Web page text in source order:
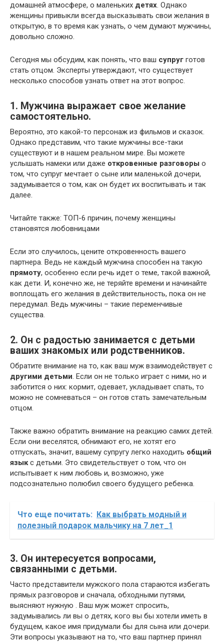
домашней атмосфере, о маленьких детях. Однако
женщины привыкли всегда высказывать свои желания в
открытую, в то время как узнать, о чем думают мужчины,
довольно сложно.
Сегодня мы обсудим, как понять, что ваш супруг готов
стать отцом. Эксперты утверждают, что существует
несколько способов узнать ответ на этот вопрос.
1. Мужчина выражает свое желание
самостоятельно.
Вероятно, это какой-то персонаж из фильмов и сказок.
Однако представим, что такие мужчины все-таки
существуют и в нашем реальном мире. Вы можете
услышать намеки или даже откровенные разговоры о
том, что супруг мечтает о сыне или маленькой дочери,
задумывается о том, как он будет их воспитывать и так
далее.
Читайте также: ТОП-6 причин, почему женщины
становятся любовницами
Если это случилось, цените откровенность вашего
партнера. Ведь не каждый мужчина способен на такую
прямоту, особенно если речь идет о теме, такой важной,
как дети. И, конечно же, не теряйте времени и начинайте
воплощать его желания в действительность, пока он не
передумал. Ведь мужчины – такие переменчивые
существа.
2. Он с радостью занимается с детьми
ваших знакомых или родственников.
Обратите внимание на то, как ваш муж взаимодействует с
другими детьми. Если он не только играет с ними, но и
заботится о них: кормит, одевает, укладывает спать, то
можно не сомневаться – он готов стать замечательным
отцом.
Также важно обратить внимание на реакцию самих детей.
Если они веселятся, обнимают его, не хотят его
отпускать, значит, вашему супругу легко находить общий
языкс детьми. Это свидетельствует о том, что он
испытывает к ним любовь и, возможно, уже
подсознательно полюбил своего будущего ребенка.
Что еще почитать: Как выбрать модный и
полезный подарок мальчику на 7 лет_1
3. Он интересуется вопросами,
связанными с детьми.
Часто представители мужского пола стараются избегать
прямых разговоров и сначала, обходными путями,
выясняют нужную . Ваш муж может спросить,
задумывались ли вы о детях, кого вы бы хотели иметь в
будущем, какое имя придумали бы для сына или дочери.
Эти вопросы указывают на то, что ваш партнер принял